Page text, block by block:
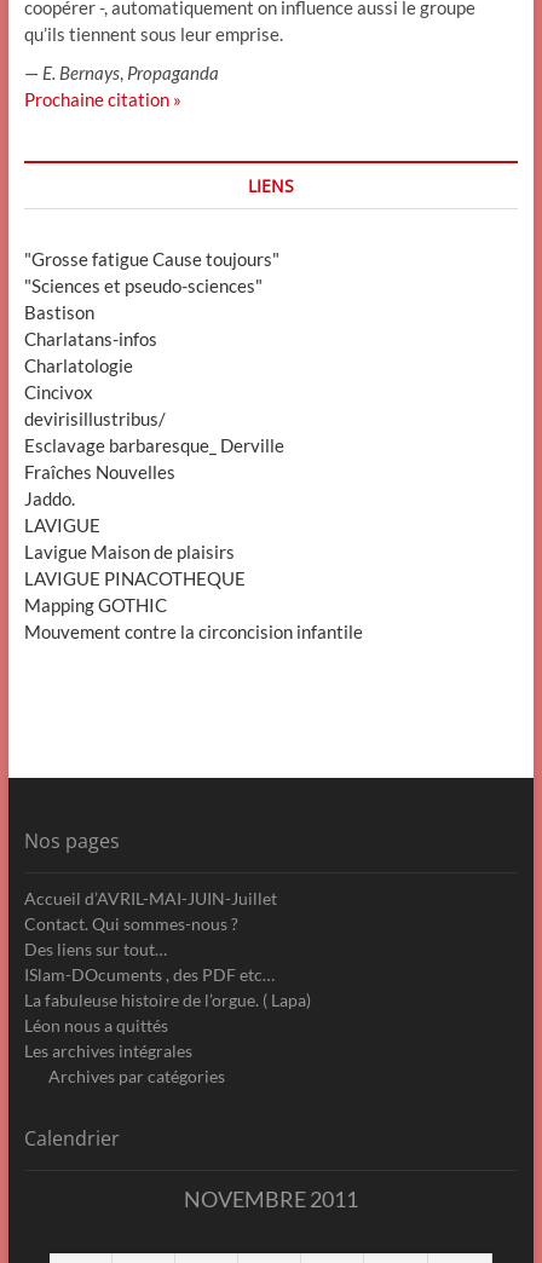
coopérer -, automatiquement on influence aussi le groupe
qu’ils tiennent sous leur emprise.
— E. Bernays, Propaganda
Prochaine citation »
LIENS
"Grosse fatigue Cause toujours"
"Sciences et pseudo-sciences"
Bastison
Charlatans-infos
Charlatologie
Cincivox
devirisillustribus/
Esclavage barbaresque_ Derville
Fraîches Nouvelles
Jaddo.
LAVIGUE
Lavigue Maison de plaisirs
LAVIGUE PINACOTHEQUE
Mapping GOTHIC
Mouvement contre la circoncision infantile
Nos pages
Accueil d’AVRIL-MAI-JUIN-Juillet
Contact. Qui sommes-nous ?
Des liens sur tout…
ISlam-DOcuments , des PDF etc…
La fabuleuse histoire de l’orgue. ( Lapa)
Léon nous a quittés
Les archives intégrales
Archives par catégories
Calendrier
NOVEMBRE 2011